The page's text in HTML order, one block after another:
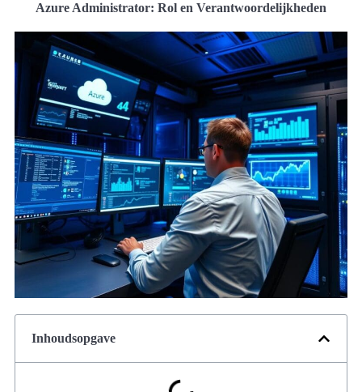
Azure Administrator: Rol en Verantwoordelijkheden
Inhoudsopgave